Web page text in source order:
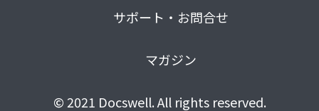
サポート・お問合せ
マガジン
© 2021 Docswell. All rights reserved.